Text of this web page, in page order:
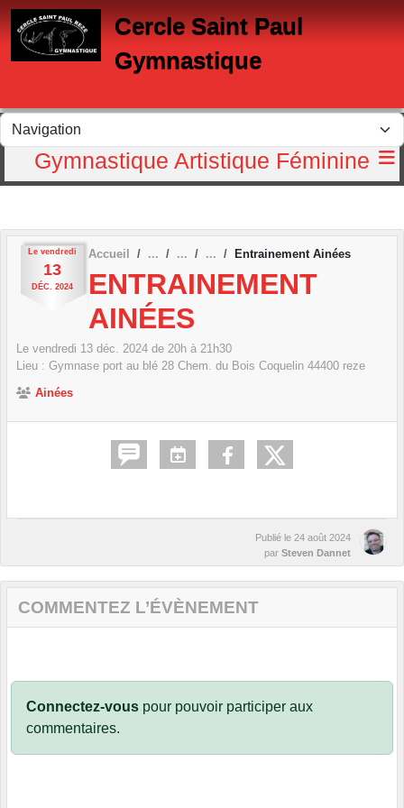
Cercle Saint Paul
Gymnastique
Gymnastique Artistique Féminine
Le vendredi
13
DÉC. 2024
Accueil Entrainement Ainées
ENTRAINEMENT
AINÉES
Le vendredi 13 déc. 2024 de 20h à 21h30
Lieu : Gymnase port au blé 28 Chem. du Bois Coquelin 44400 reze
Ainées
Publié le 24 août 2024
par Steven Dannet
COMMENTEZ L’ÉVÈNEMENT
Connectez-vous pour pouvoir participer aux
commentaires.
Panneau de gestion des cookies